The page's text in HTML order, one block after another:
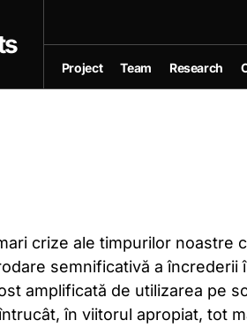
Project Team Research
crize ale timpurilor
semnificativă a
amplificată de utilizarea pe
în viitorul apropiat, tot